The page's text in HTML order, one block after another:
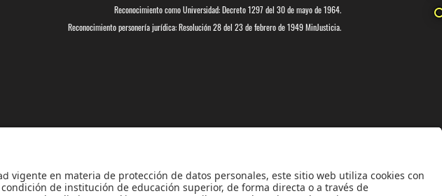
Reconocimiento como Universidad: Decreto 1297 del 30 de mayo de 1964.
Reconocimiento personería jurídica: Resolución 28 del 23 de febrero de 1949 MinJusticia.